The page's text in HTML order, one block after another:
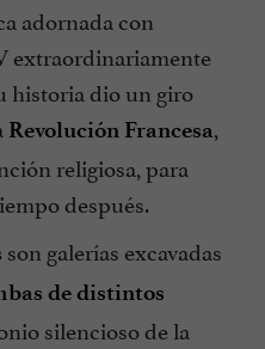
adornada con
extraordinariamente
historia dio un giro
Revolución Francesa
religiosa, para
después.
son galerías excavadas
de distintos
silencioso de la